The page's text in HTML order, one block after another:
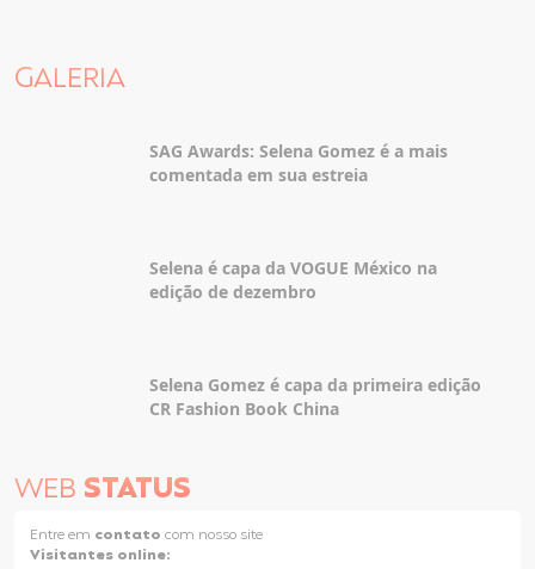
GALERIA
SAG Awards: Selena Gomez é a mais
comentada em sua estreia
Selena é capa da VOGUE México na
edição de dezembro
Selena Gomez é capa da primeira edição
CR Fashion Book China
WEB STATUS
Entre em contato com nosso site
Visitantes online: